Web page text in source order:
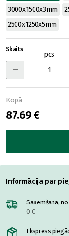
3000x1500x3mm
2500x1250x5mm
Skaits
pcs
Kopā
87.69 €
Informācija par
Saņemšana,
0 €
Ekspress